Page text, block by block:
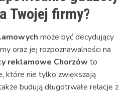
Twojej firmy?
może być decydujący
oraz jej rozpoznawalności na
reklamowe Chorzów to
które nie tylko zwiększają
budują długotrwałe relacje z